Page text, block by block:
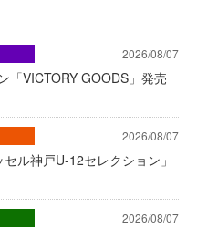
2026/08/07
「VICTORY GOODS」発売
2026/08/07
セル神戸U-12セレクション」
2026/08/07